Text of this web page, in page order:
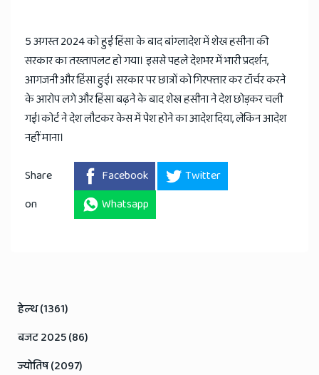
5 अगस्त 2024 को हुई हिंसा के बाद बांग्लादेश में शेख हसीना की
सरकार का तख्तापलट हो गया। इससे पहले देशभर में भारी प्रदर्शन,
आगजनी और हिंसा हुई। सरकार पर छात्रों को गिरफ्तार कर टॉर्चर करने
के आरोप लगे और हिंसा बढ़ने के बाद शेख हसीना ने देश छोड़कर चली
गई।कोर्ट ने देश लौटकर केस में पेश होने का आदेश दिया, लेकिन आदेश
नहीं माना।
Share
on
Facebook
Twitter
Whatsapp
हेल्थ (1361)
बजट 2025 (86)
ज्योतिष (2097)